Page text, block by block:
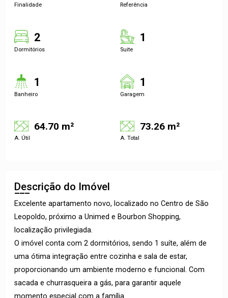
Finalidade Referência
2
Dormitórios
1
Suite
1
Banheiro
1
Garagem
64.70 m²
A. Útil
73.26 m²
A. Total
Descrição do Imóvel
Excelente apartamento novo, localizado no Centro de São
Leopoldo, próximo a Unimed e Bourbon Shopping,
localização privilegiada.
O imóvel conta com 2 dormitórios, sendo 1 suíte, além de
uma ótima integração entre cozinha e sala de estar,
proporcionando um ambiente moderno e funcional. Com
sacada e churrasqueira a gás, para garantir aquele
momento especial com a família.